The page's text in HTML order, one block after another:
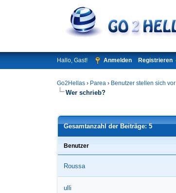
Hallo, Gast! Anmelden Registrieren
Go2Hellas › Parea › Benutzer stellen sich vor
Wer schrieb?
Gesamtanzahl der Beiträge: 5
Benutzer
Roussa
ulli